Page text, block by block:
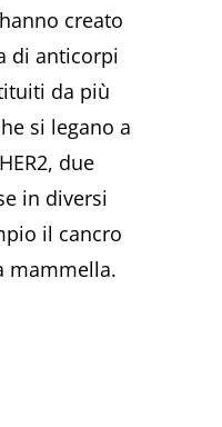
creato
di anticorpi
da più
si legano a
due
in diversi
il cancro
mammella.